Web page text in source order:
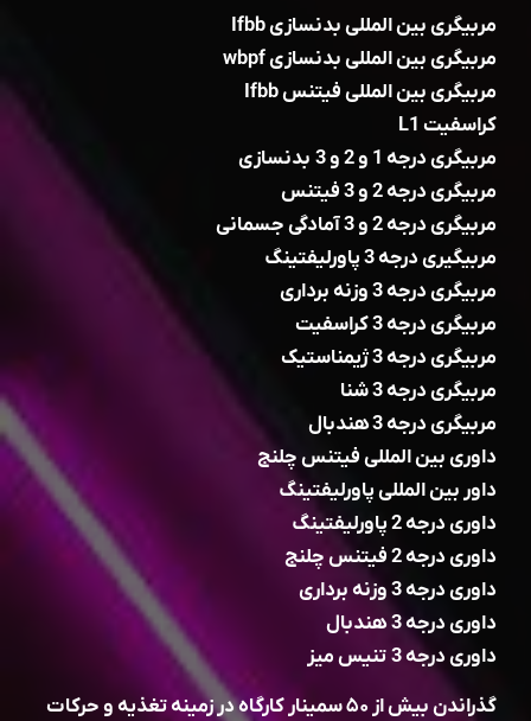
مربیگری بین المللی بدنسازی Ifbb
مربیگری بین المللی بدنسازی wbpf
مربیگری بین المللی فیتنس Ifbb
کراسفیت L1
مربیگری درجه 1 و 2 و 3 بدنسازی
مربیگری درجه 2 و 3 فیتنس
مربیگری درجه 2 و 3 آمادگی جسمانی
مربیگیری درجه 3 پاورلیفتینگ
مربیگری درجه 3 وزنه برداری
مربیگری درجه 3 کراسفیت
مربیگری درجه 3 ژیمناستیک
مربیگری درجه 3 شنا
مربیگری درجه 3 هندبال
داوری بین المللی فیتنس چلنج
داور بین المللی پاورلیفتینگ
داوری درجه 2 پاورلیفتینگ
داوری درجه 2 فیتنس چلنج
داوری درجه 3 وزنه برداری
داوری درجه 3 هندبال
داوری درجه 3 تنیس میز
گذراندن بیش از ۵۰ سمینار کارگاه در زمینه تغذیه و حرکات